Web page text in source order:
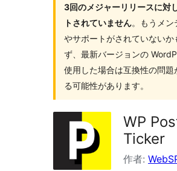
3回のメジャーリリースに対
トされていません。もうメン
やサポートがされていないか
ず、最新バージョンの
使用した場合は互換性の問題
る可能性があります。
WP
Ticker
作者: